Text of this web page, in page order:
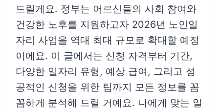
드릴게요. 정부는 어르신들의 사회 참여와
건강한 노후를 지원하고자 2026년 노인일
자리 사업을 역대 최대 규모로 확대할 예정
이에요. 이 글에서는 신청 자격부터 기간,
다양한 일자리 유형, 예상 급여, 그리고 성
공적인 신청을 위한 팁까지 모든 정보를 꼼
꼼하게 분석해 드릴 거예요. 나에게 맞는 일